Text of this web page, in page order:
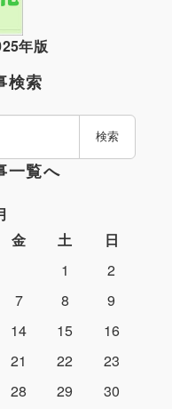
年版
検索
検索
一覧へ
金 土
日
1
2
7 8
9
14 15
16
21 22
23
28 29
30